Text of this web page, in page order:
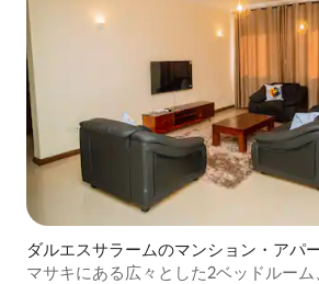
ダルエスサラームのマンション・アパ
マサキにある広々とした2ベッドルー